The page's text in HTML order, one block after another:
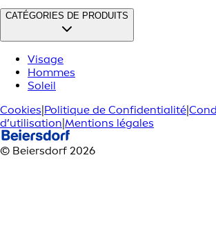
CATÉGORIES DE PRODUITS
Visage
Hommes
Soleil
Cookies|Politique de Confidentialité|
d’utilisation|Mentions légales
© Beiersdorf 2026